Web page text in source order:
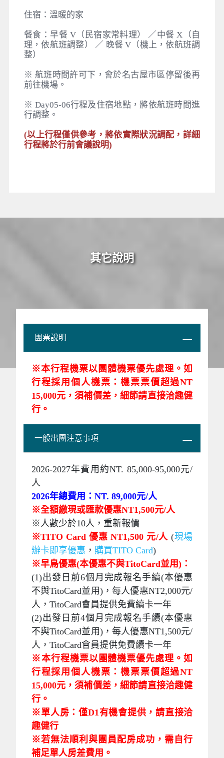
住宿：溫暖的家
餐食：早餐 V（民宿家常料理） ／中餐 X（自
理，依航班調整） ／ 晚餐 V（機上，依航班調
整）
※ 航班時間許可下，會於名古屋市區停留後再
前往機場。
※ Day05-06行程及住宿地點，將依航班時間進
行調整。
(以上行程僅供參考，將依實際狀況調配，詳細
行程將於行前會議說明)
其它說明
團票說明
※本行程機票以團體機票優先處理。如
行程採用個人機票：機票票價超過NT
15,000元，須補價差，細節請直接洽趣健
行。
一般出團注意事項
2026-2027年費用約NT. 85,000-95,000元/
人
2026年總費用：NT. 89,000元/人
※全額繳現或匯款優惠NT1,500元/人
※人數少於10人，重新報價
※TITO Card 優惠 NT1,500 元/人 (現場
辦卡即享優惠 ， 購買TITO Card)
※早鳥優惠(本優惠不與TitoCard並用)：
(1)出發日前6個月完成報名手續(本優惠
不與TitoCard並用)，每人優惠NT2,000元/
人，TitoCard會員提供免費續卡一年
(2)出發日前4個月完成報名手續(本優惠
不與TitoCard並用)，每人優惠NT1,500元/
人，TitoCard會員提供免費續卡一年
※​本行程機票以團體機票優先處理。如
行程採用個人機票：機票票價超過NT
15,000元，須補價差，細節請直接洽趣健
行。
​※單人房：僅D1有機會提供，請直接洽
趣健行
※若無法順利與團員配房成功，需自行
補足單人房差費用。